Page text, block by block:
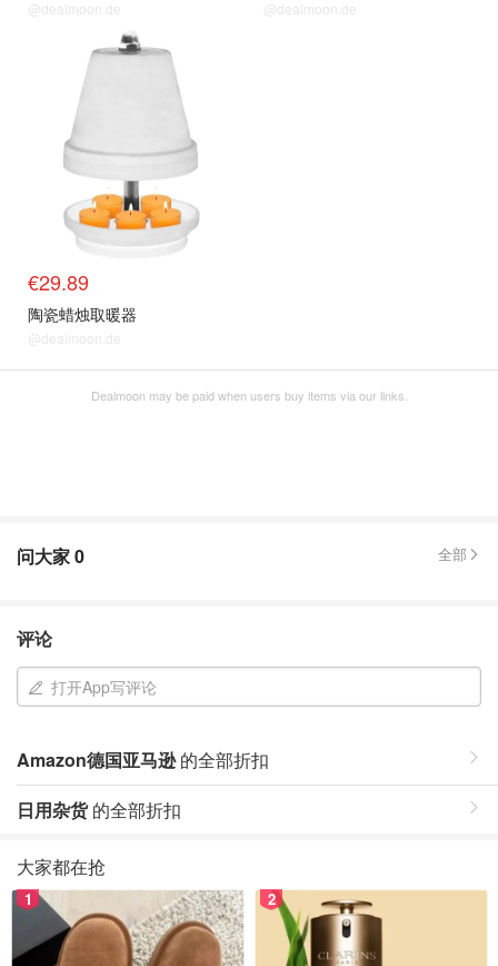
@dealmoon.de @dealmoon.de
€29.89
陶瓷蜡烛取暖器
@dealmoon.de
Dealmoon may be paid when users buy items via our links.
问大家0 全部
评论
打开App写评论
Amazon德国亚马逊的全部折扣
日用杂货的全部折扣
大家都在抢
1 2